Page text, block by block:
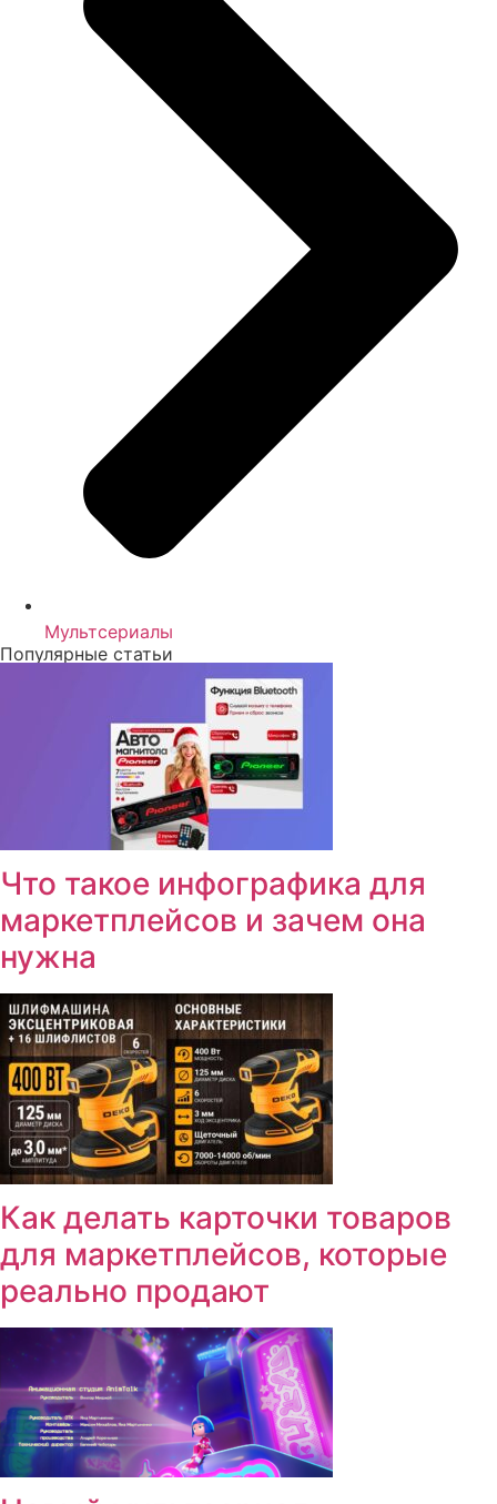
Мультсериалы
Популярные статьи
Что такое инфографика для
маркетплейсов и зачем она
нужна
Как делать карточки товаров
для маркетплейсов, которые
реально продают